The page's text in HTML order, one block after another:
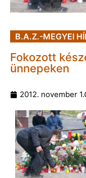
B.A.Z.-MEGYEI
Fokozott
ünnepeken
2012. november 1.